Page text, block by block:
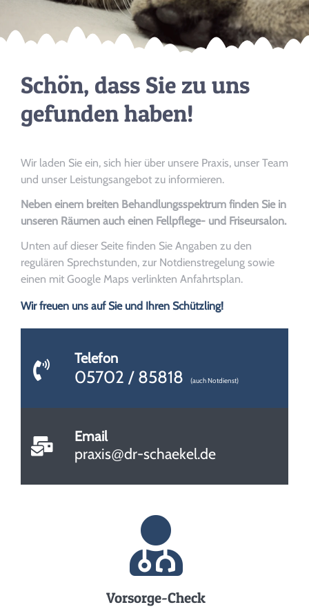
Schön, dass Sie zu uns
gefunden haben!
Wir laden Sie ein, sich hier über unsere Praxis, unser Team
und unser Leistungsangebot zu informieren.
Neben einem breiten Behandlungsspektrum finden Sie in
unseren Räumen auch einen Fellpflege- und Friseursalon.
Unten auf dieser Seite finden Sie Angaben zu den
regulären Sprechstunden, zur Notdienstregelung sowie
einen mit Google Maps verlinkten Anfahrtsplan.
Wir freuen uns auf Sie und Ihren Schützling!
Telefon
05702 / 85818 (auch Notdienst)
Email
praxis@dr-schaekel.de
Vorsorge-Check